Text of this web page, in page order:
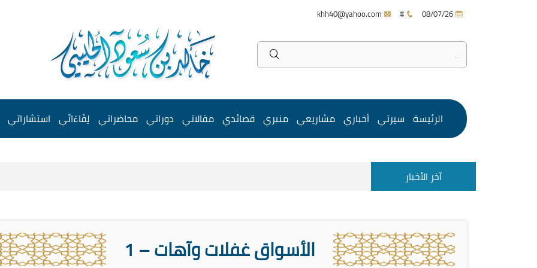
#
الرئيسة سيرتي أخباري مشاريعي منبري قصائدي مقالاتي دوراتي محاضراتي لِقَاءَاتَي استشاراتي
آخر الأخبار
الأسواق غفلات وآهات – 1